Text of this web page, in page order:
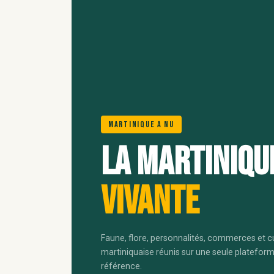
Martinique A Nu
La
vivante
Faune, flore, personnalités, commerces et
martiniquaise réunis sur une seule
référence.